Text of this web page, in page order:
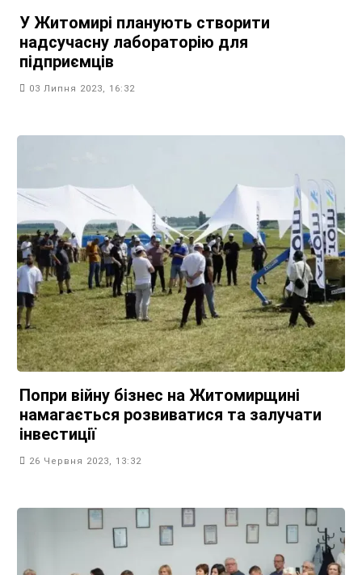
У Житомирі планують створити
надсучасну лабораторію для
підприємців
03 Липня 2023, 16:32
Попри війну бізнес на Житомирщині
намагається розвиватися та залучати
інвестиції
26 Червня 2023, 13:32